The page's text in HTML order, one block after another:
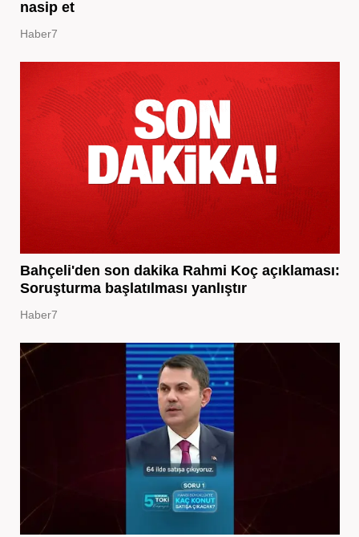
nasip et
Haber7
Bahçeli'den son dakika Rahmi Koç açıklaması:
Soruşturma başlatılması yanlıştır
Haber7